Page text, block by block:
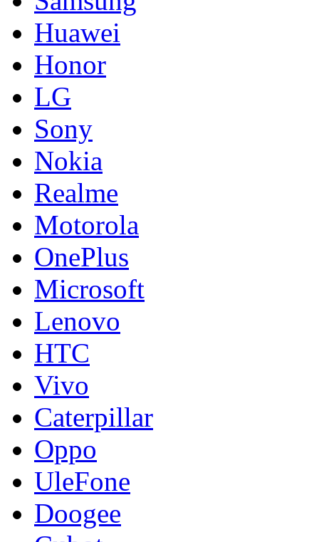
Huawei
Honor
LG
Sony
Nokia
Realme
Motorola
OnePlus
Microsoft
Lenovo
HTC
Vivo
Caterpillar
Oppo
UleFone
Doogee